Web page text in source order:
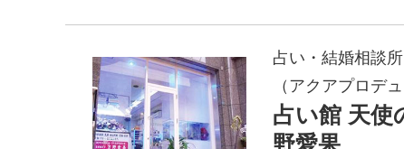
占い・結婚相談
（アクアプロデュ
占い館 天使
野愛果